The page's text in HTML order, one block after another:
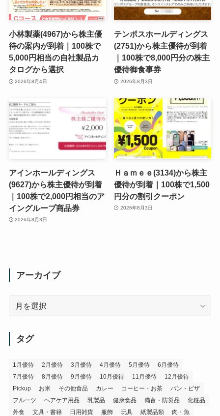
小林製薬(4967)から株主優
待の案内が到着｜100株で
5,000円相当の自社製品カ
タログから選択
2026年8月4日
テンポスホールディングス
(2751)から株主優待が到着
｜100株で8,000円分の株主
優待御食事券
2026年8月3日
アインホールディングス
(9627)から株主優待が到着
｜100株で2,000円相当のア
イングループ商品券
2026年8月3日
Ｈａｍｅｅ(3134)から株主
優待が到着｜100株で1,500
円分の割引クーポン
2026年8月3日
アーカイブ
タグ
1月優待 2月優待 3月優待 4月優待 5月優待
6月優待
7月優待
8月優待 9月優待 10月優待 11月優待
12月優待
Pickup
お米 その他食品 カレー コーヒー・お茶
パン・ピザ
フルーツ
ヘアケア用品 乳製品 健康食品 備蓄・防災品
化粧品
外食
文具・書籍 日用雑貨 服飾 玩具 紙製品類
肉・魚